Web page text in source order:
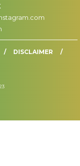
DISCLAIMER